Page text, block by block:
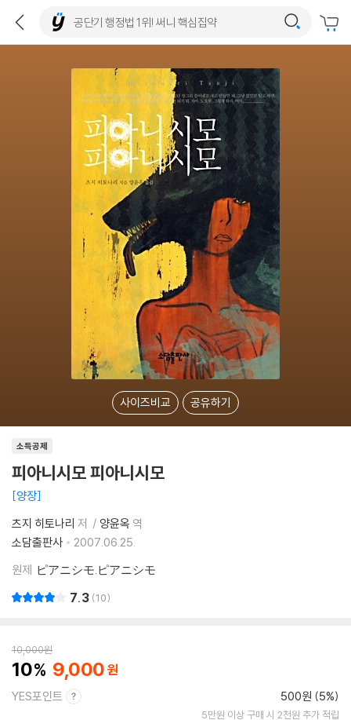
사이즈비교 공유하기
소득공제
피아니시모 피아니시모
양장
츠지 히토나리 저 양윤옥 역
소담출판사
2007.06.25.
원제 ピアニシモ.ピアニシモ
7.3 10
10,000원
10 9,000
YES포인트 500원 (5%)
5만원 이상 구매 시 2천원 추가 적립